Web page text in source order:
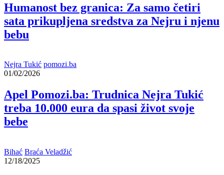
Humanost bez granica: Za samo četiri
sata prikupljena sredstva za Nejru i njenu
bebu
Nejra Tukić pomozi.ba
01/02/2026
Apel Pomozi.ba: Trudnica Nejra Tukić
treba 10.000 eura da spasi život svoje
bebe
Bihać Braća Veladžić
12/18/2025